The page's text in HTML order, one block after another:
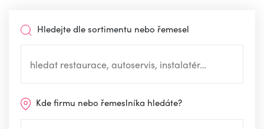
Hledejte dle sortimentu nebo řemesel
Kde firmu nebo řemeslníka hledáte?